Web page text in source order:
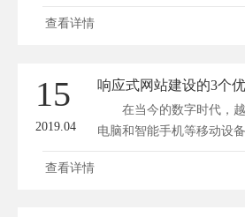
是...
查看详情
15
2019.04
响应式网站建设的3个
在当今的数字时代，越
电脑和智能手机等移动设
查看详情